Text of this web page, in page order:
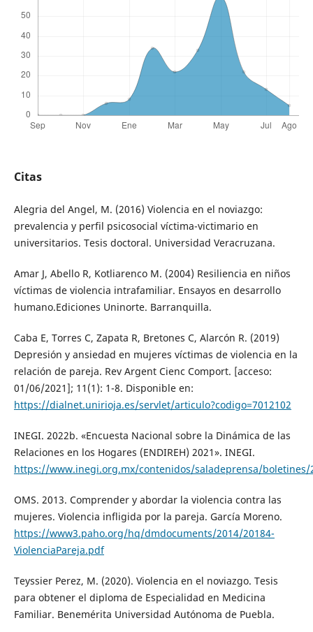
Citas
Alegria del Angel, M. (2016) Violencia en el noviazgo:
prevalencia y perfil psicosocial víctima-victimario en
universitarios. Tesis doctoral. Universidad Veracruzana.
Amar J, Abello R, Kotliarenco M. (2004) Resiliencia en niños
víctimas de violencia intrafamiliar. Ensayos en desarrollo
humano.Ediciones Uninorte. Barranquilla.
Caba E, Torres C, Zapata R, Bretones C, Alarcón R. (2019)
Depresión y ansiedad en mujeres víctimas de violencia en la
relación de pareja. Rev Argent Cienc Comport. [acceso:
01/06/2021]; 11(1): 1-8. Disponible en:
https://dialnet.unirioja.es/servlet/articulo?codigo=7012102
INEGI. 2022b. «Encuesta Nacional sobre la Dinámica de las
Relaciones en los Hogares (ENDIREH) 2021». INEGI.
https://www.inegi.org.mx/contenidos/saladeprensa/
OMS. 2013. Comprender y abordar la violencia contra las
mujeres. Violencia infligida por la pareja. García Moreno.
https://www3.paho.org/hq/dmdocuments/2014/20184-
ViolenciaPareja.pdf
Teyssier Perez, M. (2020). Violencia en el noviazgo. Tesis
para obtener el diploma de Especialidad en Medicina
Familiar. Benemérita Universidad Autónoma de Puebla.